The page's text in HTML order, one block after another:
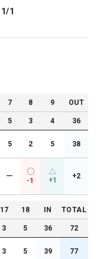
1/1
7 8 9 OUT
5 3 4 36
5 2 5 38
ー
-1 +1 +2
17 18 IN TOTAL
3 5 36 72
3 5 39 77